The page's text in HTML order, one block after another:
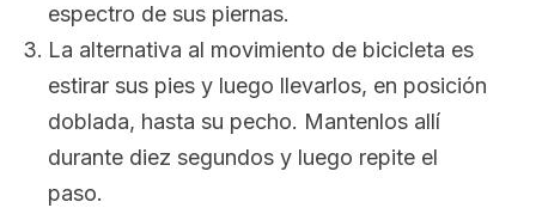
espectro de sus piernas.
La alternativa al movimiento de bicicleta es
estirar sus pies y luego llevarlos, en posición
doblada, hasta su pecho. Mantenlos allí
durante diez segundos y luego repite el
paso.